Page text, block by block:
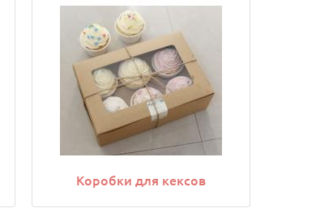
Коробки для кексов